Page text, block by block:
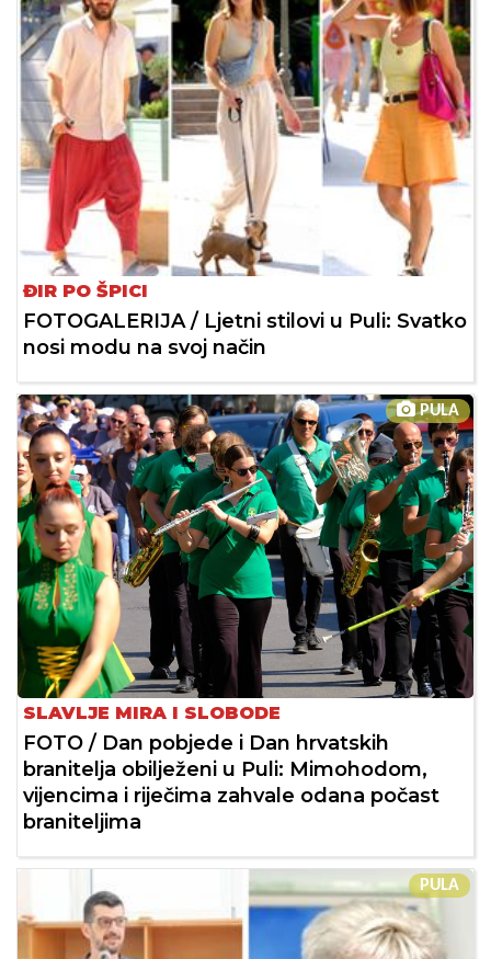
ĐIR PO ŠPICI
FOTOGALERIJA / Ljetni stilovi u Puli: Svatko
nosi modu na svoj način
PULA
SLAVLJE MIRA I SLOBODE
FOTO / Dan pobjede i Dan hrvatskih
branitelja obilježeni u Puli: Mimohodom,
vijencima i riječima zahvale odana počast
braniteljima
PULA